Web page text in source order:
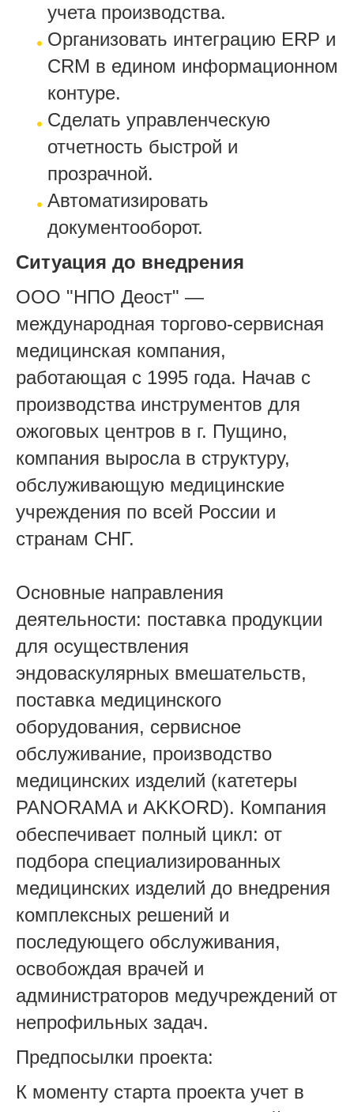
учета производства.
Организовать интеграцию ERP и
CRM в едином информационном
контуре.
Сделать управленческую
отчетность быстрой и
прозрачной.
Автоматизировать
документооборот.
Ситуация до внедрения
ООО "НПО Деост" —
международная торгово-сервисная
медицинская компания,
работающая с 1995 года. Начав с
производства инструментов для
ожоговых центров в г. Пущино,
компания выросла в структуру,
обслуживающую медицинские
учреждения по всей России и
странам СНГ.
Основные направления
деятельности: поставка продукции
для осуществления
эндоваскулярных вмешательств,
поставка медицинского
оборудования, сервисное
обслуживание, производство
медицинских изделий (катетеры
PANORAMA и AKKORD). Компания
обеспечивает полный цикл: от
подбора специализированных
медицинских изделий до внедрения
комплексных решений и
последующего обслуживания,
освобождая врачей и
администраторов медучреждений от
непрофильных задач.
Предпосылки проекта:
К моменту старта проекта учет в